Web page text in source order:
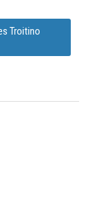
Troitino